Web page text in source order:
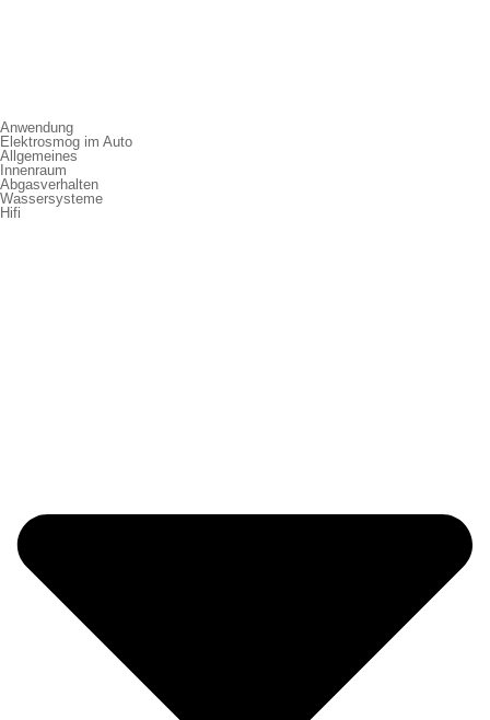
Anwendung
Elektrosmog im Auto
Allgemeines
Innenraum
Abgasverhalten
Wassersysteme
Hifi